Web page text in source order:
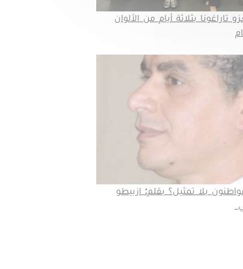
بثلاثة أيام من الألوان
بلا تمثيل؟ بقلم: ازبيطو